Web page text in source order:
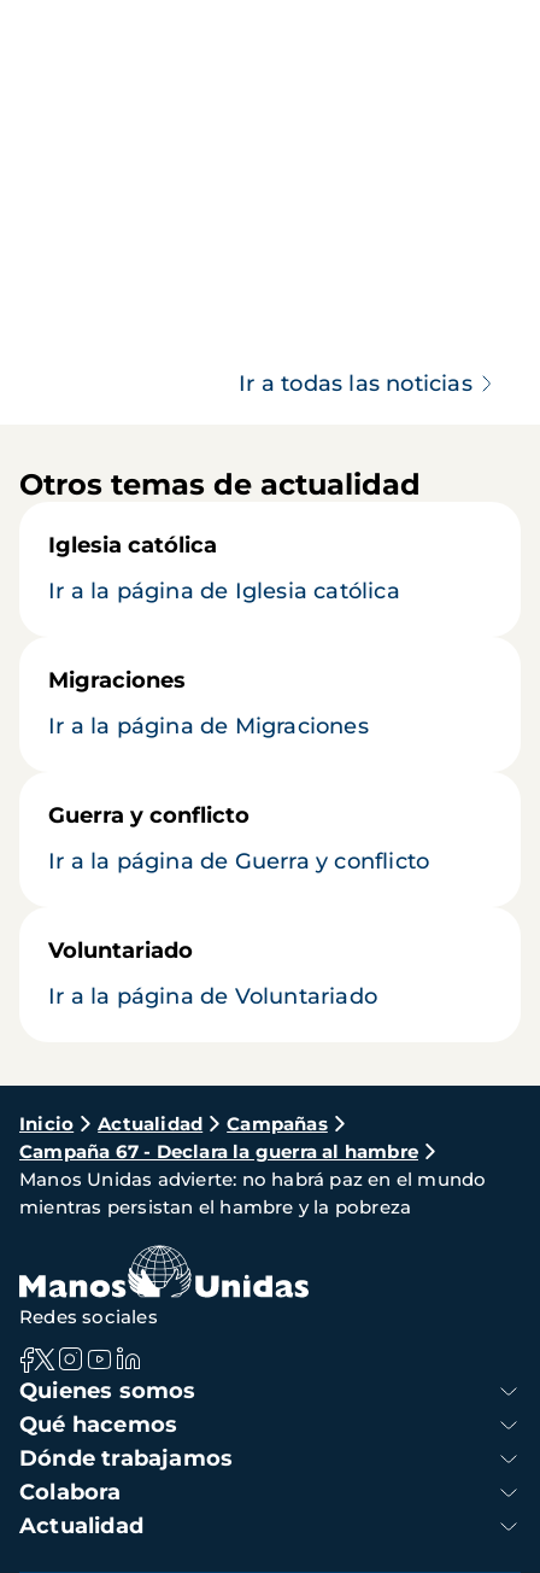
Ir a todas las noticias
Otros temas de actualidad
Iglesia católica
Ir a la página de Iglesia católica
Migraciones
Ir a la página de Migraciones
Guerra y conflicto
Ir a la página de Guerra y conflicto
Voluntariado
Ir a la página de Voluntariado
Ruta
de
navegación
Inicio Actualidad
Campañas
Campaña 67 - Declara la guerra al hambre
Manos Unidas advierte: no habrá paz en el mundo
mientras persistan el hambre y la pobreza
Navegación
principal
Quienes somos
Qué hacemos
Dónde trabajamos
Colabora
Actualidad
Redes sociales